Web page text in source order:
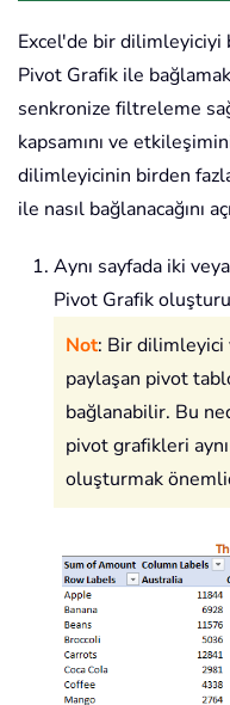
Excel'de bir dilimleyiciyi
Pivot Grafik ile
senkronize filtreleme
kapsamını ve
dilimleyicinin birden
ile nasıl bağlanacağını
Aynı sayfada iki
Pivot Grafik
Not: Bir dilimleyici
paylaşan pivot
bağlanabilir. Bu
pivot grafikleri
oluşturmak